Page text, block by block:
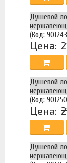
Душевой
(Код:
Цена:
Душевой
(Код:
Цена:
Душевой